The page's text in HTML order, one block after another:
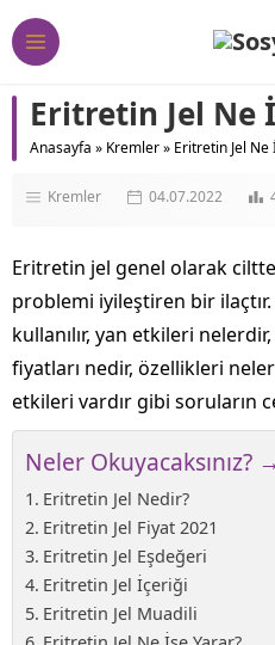
Eritretin Jel Ne
Anasayfa » Kremler» Eritretin Jel Ne
Kremler 04.07.2022
Eritretin jel genel olarak
problemi iyileştiren bir
kullanılır, yan etkileri
fiyatları nedir, özellikleri
etkileri vardır gibi soruların
Neler Okuyacaksınız? →
Eritretin Jel Nedir?
Eritretin Jel Fiyat 2021
Eritretin Jel Eşdeğeri
Eritretin Jel İçeriği
Eritretin Jel Muadili